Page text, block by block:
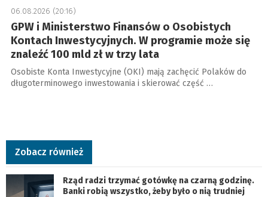
06.08.2026 (20:16)
GPW i Ministerstwo Finansów o Osobistych
Kontach Inwestycyjnych. W programie może się
znaleźć 100 mld zł w trzy lata
Osobiste Konta Inwestycyjne (OKI) mają zachęcić Polaków do
długoterminowego inwestowania i skierować część …
Zobacz również
Rząd radzi trzymać gotówkę na czarną godzinę.
Banki robią wszystko, żeby było o nią trudniej